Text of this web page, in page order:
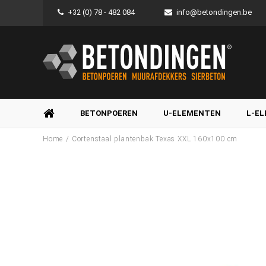
+32 (0) 78 - 482 084 info@betondingen.be
BETONPOEREN U-ELEMENTEN L-
Home / Cortenstaal plantenbak Texas XXL 160x100 cm